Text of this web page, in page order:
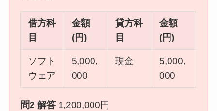
借方科
目
金額
(円)
貸方科
目
金額
(円)
ソフト
ウェア
5,000,
000
現金
5,000,
000
問2 解答 1,200,000円